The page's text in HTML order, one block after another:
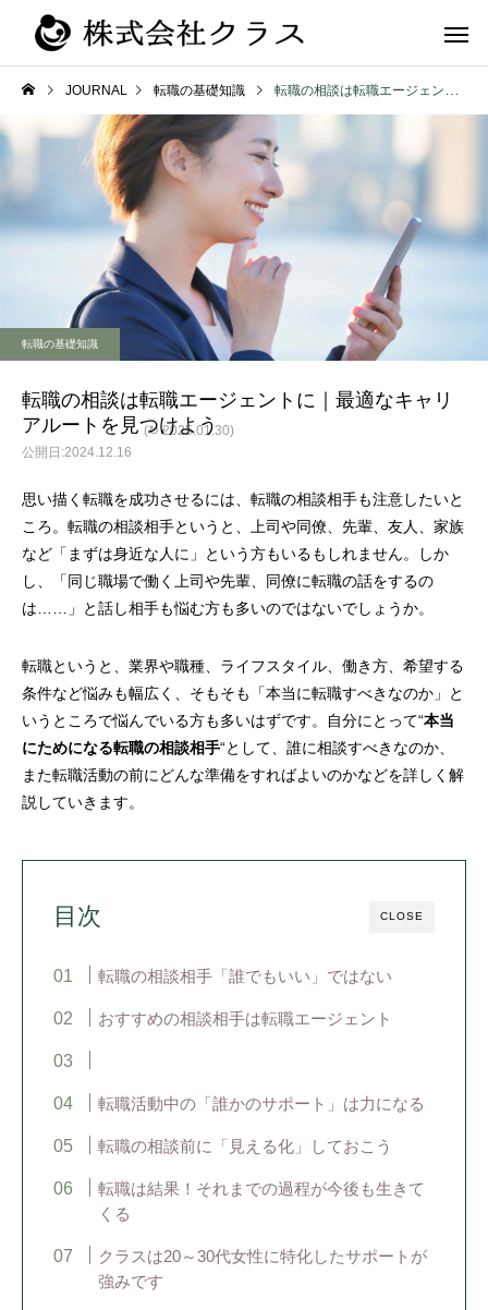
新卒
第二新卒・メ
JOURNAL 転職の基礎知識 転職の相談は転職エージェントに｜最適なキャリアルートを見つけよう
転職の基礎知識
転職の相談は転職エージェントに｜最適なキャリ
アルートを見つけよう
2024.12.16
(↻ 2025.01.30)
思い描く転職を成功させるには、転職の相談相手も注意したいと
ころ。転職の相談相手というと、上司や同僚、先輩、友人、家族
など「まずは身近な人に」という方もいるもしれません。しか
し、「同じ職場で働く上司や先輩、同僚に転職の話をするの
は……」と話し相手も悩む方も多いのではないでしょうか。
転職というと、業界や職種、ライフスタイル、働き方、希望する
条件など悩みも幅広く、そもそも「本当に転職すべきなのか」と
いうところで悩んでいる方も多いはずです。自分にとって“本当
にためになる転職の相談相手“として、誰に相談すべきなのか、
また転職活動の前にどんな準備をすればよいのかなどを詳しく解
説していきます。
CLOSE
目次
転職の相談相手「誰でもいい」ではない
おすすめの相談相手は転職エージェント
転職活動中の「誰かのサポート」は力になる
転職の相談前に「見える化」しておこう
転職は結果！それまでの過程が今後も生きて
くる
クラスは20～30代女性に特化したサポートが
強みです